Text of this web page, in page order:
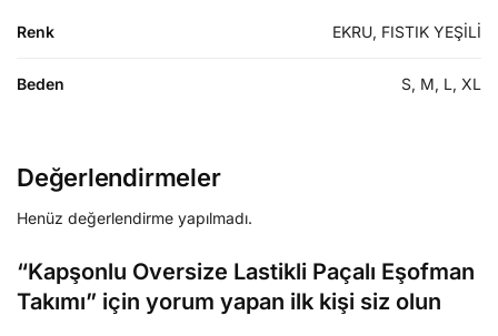
Renk EKRU, FISTIK YEŞİLİ
Beden S, M, L, XL
Değerlendirmeler
Henüz değerlendirme yapılmadı.
“Kapşonlu Oversize Lastikli Paçalı Eşofman
Takımı” için yorum yapan ilk kişi siz olun